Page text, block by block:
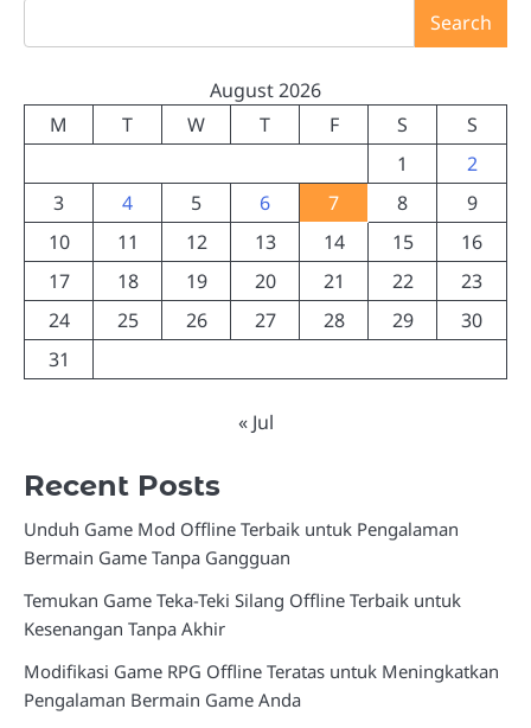
Search
August 2026
M
T W T F S
S
1
2
3
4 5 6 7 8
9
10
11 12 13 14 15
16
17
18 19 20 21 22
23
24
25 26 27 28 29
30
31
« Jul
Recent Posts
Unduh Game Mod Offline Terbaik untuk Pengalaman
Bermain Game Tanpa Gangguan
Temukan Game Teka-Teki Silang Offline Terbaik untuk
Kesenangan Tanpa Akhir
Modifikasi Game RPG Offline Teratas untuk Meningkatkan
Pengalaman Bermain Game Anda